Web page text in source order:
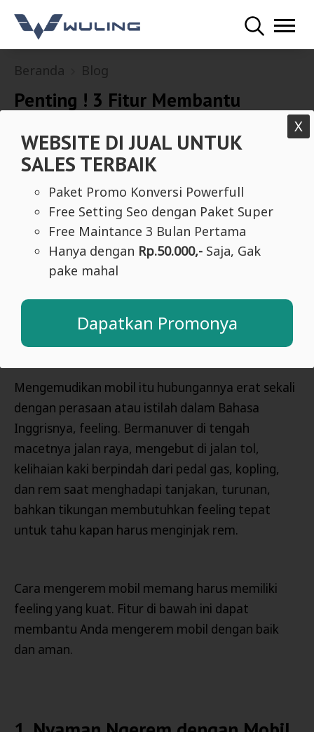
WEBSITE DI JUAL UNTUK
SALES TERBAIK
Paket Promo Konversi Powerfull
Free Setting Seo dengan Paket Super
Free Maintance 3 Bulan Pertama
Hanya dengan Rp.50.000,-Saja, Gak
pake mahal
Dapatkan Promonya
X
Beranda Blog
Penting ! 3 Fitur Membantu
Mengemudikan mobil itu hubungannya erat sekali
dengan perasaan atau istilah dalam Bahasa
Inggrisnya, feeling. Bermanuver di tengah
macetnya jalan raya, mengebut di jalan tol,
kelihaian kaki berpindah dari pedal gas, kopling,
dan rem saat menghadapi tanjakan, turunan,
bahkan tikungan membutuhkan feeling tepat
untuk tahu kapan harus menginjak rem.
Cara mengerem mobil memang harus memiliki
feeling yang kuat. Fitur di bawah ini dapat
membantu Anda mengerem mobil dengan baik
dan aman.